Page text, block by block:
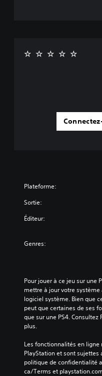
Plateforme:
Sortie:
Éditeur:
Genres:
Pour jouer à ce jeu sur une
mettre à jour votre
logiciel système. Bien que
peut que certaines de ses
que sur une PS4.
plus.
Les fonctionnalités en
PlayStation et sont sujettes
politique de confidentialité
ca/Terms et